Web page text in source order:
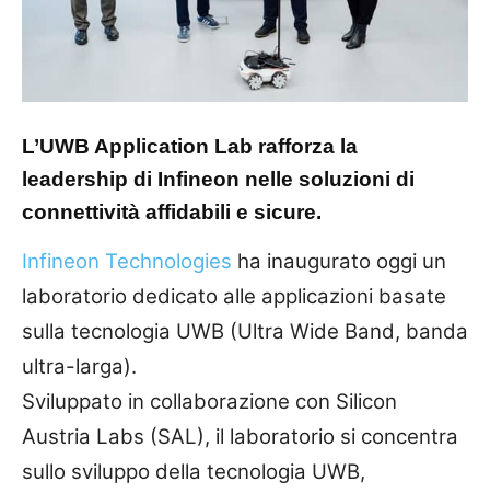
L’UWB Application Lab rafforza la
leadership di Infineon nelle soluzioni di
connettività affidabili e sicure.
Infineon Technologies ha inaugurato oggi un
laboratorio dedicato alle applicazioni basate
sulla tecnologia UWB (Ultra Wide Band, banda
ultra-larga).
Sviluppato in collaborazione con Silicon
Austria Labs (SAL), il laboratorio si concentra
sullo sviluppo della tecnologia UWB,